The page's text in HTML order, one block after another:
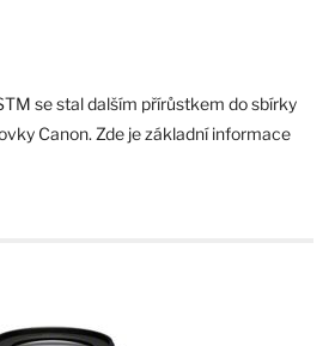
se stal dalším přírůstkem do sbírky
Canon. Zde je základní informace